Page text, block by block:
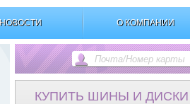
НОВОСТИ О КОМПАНИИ
КУПИТЬ ШИНЫ И ДИСКИ